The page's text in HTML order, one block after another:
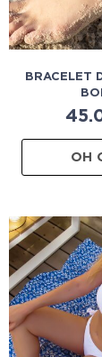
BRACELET
OH